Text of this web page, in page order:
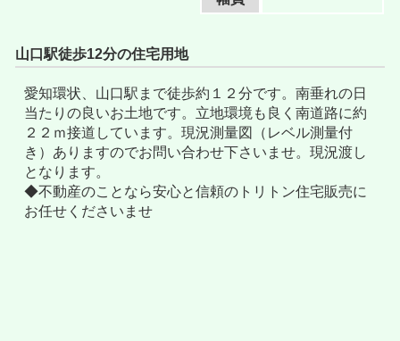
山口駅徒歩12分の住宅用地
愛知環状、山口駅まで徒歩約１２分です。南垂れの日
当たりの良いお土地です。立地環境も良く南道路に約
２２ｍ接道しています。現況測量図（レベル測量付
き）ありますのでお問い合わせ下さいませ。現況渡し
となります。
◆不動産のことなら安心と信頼のトリトン住宅販売に
お任せくださいませ